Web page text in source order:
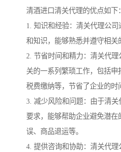
清酒进口清关代理的优点如下：
1. 知识和经验：清关代理公
和知识，能够熟悉并遵守相关
2. 节省时间和精力：清关代
关的一系列繁琐工作，包括申
税费缴纳等，节省了企业的时
3. 减少风险和问题：由于清
要求，能够帮助企业避免潜
误、商品退运等。
4. 提供咨询和协助：清关代